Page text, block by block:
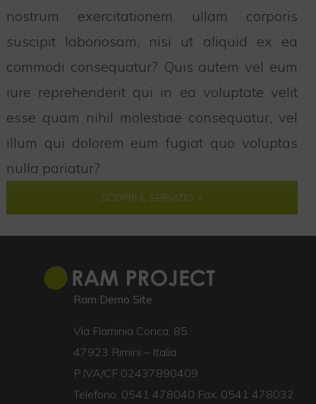
nostrum exercitationem ullam corporis
suscipit laboriosam, nisi ut aliquid ex ea
commodi consequatur? Quis autem vel eum
iure reprehenderit qui in ea voluptate velit
esse quam nihil molestiae consequatur, vel
illum qui dolorem eum fugiat quo voluptas
nulla pariatur?
SCOPRI IL SERVIZIO >
Ram Demo Site
Via Flaminia Conca, 85
47923 Rimini – Italia
P.IVA/CF 02437890409
Telefono. 0541 478040 Fax. 0541 478032